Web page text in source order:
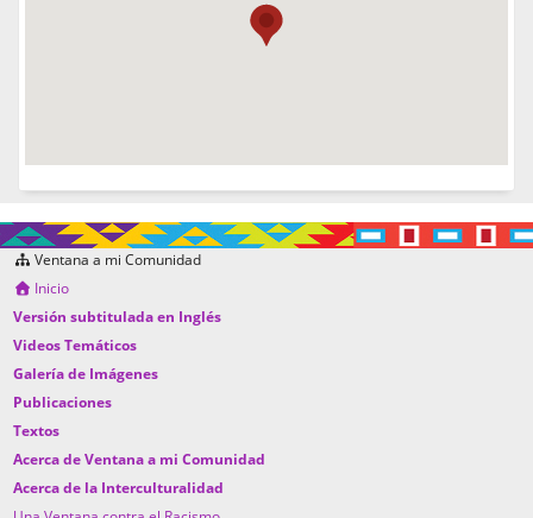
Ventana a mi Comunidad
Inicio
Versión subtitulada en Inglés
Videos Temáticos
Galería de Imágenes
Publicaciones
Textos
Acerca de Ventana a mi Comunidad
Acerca de la Interculturalidad